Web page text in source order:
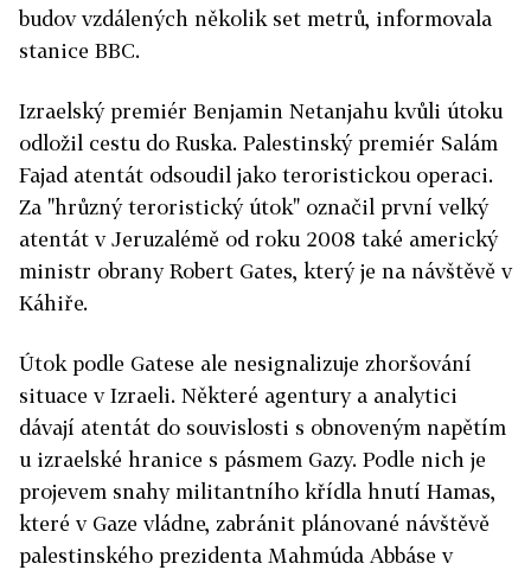
budov vzdálených několik set metrů, informovala
stanice BBC.
Izraelský premiér Benjamin Netanjahu kvůli útoku
odložil cestu do Ruska. Palestinský premiér Salám
Fajad atentát odsoudil jako teroristickou operaci.
Za "hrůzný teroristický útok" označil první velký
atentát v Jeruzalémě od roku 2008 také americký
ministr obrany Robert Gates, který je na návštěvě v
Káhiře.
Útok podle Gatese ale nesignalizuje zhoršování
situace v Izraeli. Některé agentury a analytici
dávají atentát do souvislosti s obnoveným napětím
u izraelské hranice s pásmem Gazy. Podle nich je
projevem snahy militantního křídla hnutí Hamas,
které v Gaze vládne, zabránit plánované návštěvě
palestinského prezidenta Mahmúda Abbáse v